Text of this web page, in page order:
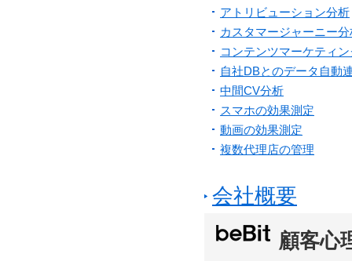
アトリビューション分析
カスタマージャーニー分
コンテンツマーケティ
自社DBとのデータ自動
中間CV分析
スマホの効果測定
動画の効果測定
複数代理店の管理
会社概要
顧客心